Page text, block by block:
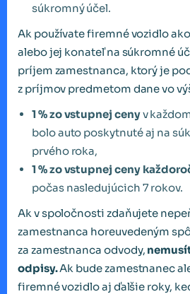
súkromný účel.
Ak používate firemné vozidlo
alebo jej konateľ na súkromné
príjem zamestnanca, ktorý je
z príjmov predmetom dane vo
1 % zo vstupnej cenyv
bolo auto poskytnuté aj na
prvého roka,
1 % zo vstupnej ceny
počas nasledujúcich 7 rokov.
Ak v spoločnosti zdaňujete
zamestnanca horeuvedeným
za zamestnanca odvody,
odpisy.Ak bude zamestnanec
firemné vozidlo aj ďalšie roky,